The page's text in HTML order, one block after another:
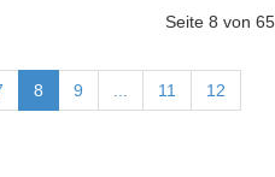
Seite 8 von 65
8 9 11 12